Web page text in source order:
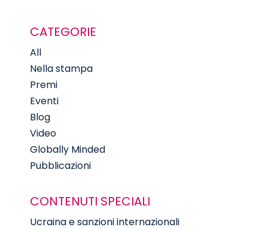
CATEGORIE
All
Nella stampa
Premi
Eventi
Blog
Video
Globally Minded
Pubblicazioni
CONTENUTI SPECIALI
Ucraina e sanzioni internazionali